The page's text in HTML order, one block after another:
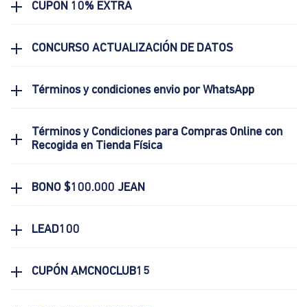
CUPON 10% EXTRA
CONCURSO ACTUALIZACIÓN DE DATOS
Términos y condiciones envio por WhatsApp
Términos y Condiciones para Compras Online con
Recogida en Tienda Física
BONO $100.000 JEAN
LEAD100
CUPÓN AMCNOCLUB15